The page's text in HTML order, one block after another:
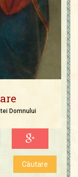
Domnului